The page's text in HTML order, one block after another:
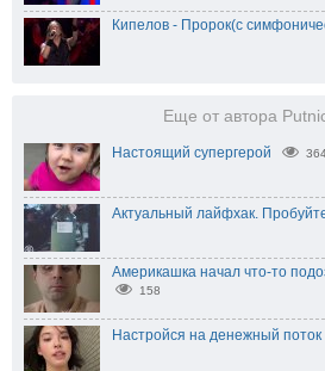
Кипелов - Пророк(с
Еще от автора
Настоящий супергерой
Актуальный лайфхак.
Америкашка начал что-то
158
Настройся на денежный поток